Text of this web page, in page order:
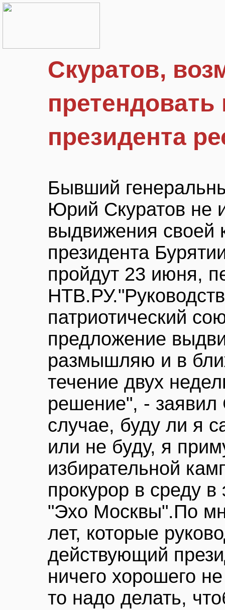
Скуратов,
претендовать
президента
Бывший
Юрий Скуратов не
выдвижения своей
президента
пройдут 23 июня,
патриотический
предложение
размышляю и в
течение двух
решение", -
случае, буду ли я
или не буду, я
избирательной
прокурор в среду
"Эхо Москвы".По
лет, которые
действующий
ничего хорошего
то надо делать,